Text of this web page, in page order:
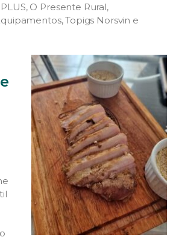
O Presente Rural,
Topigs Norsvin e